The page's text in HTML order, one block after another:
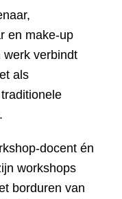
en make-up
werk verbindt
als
docent én
workshops
borduren van